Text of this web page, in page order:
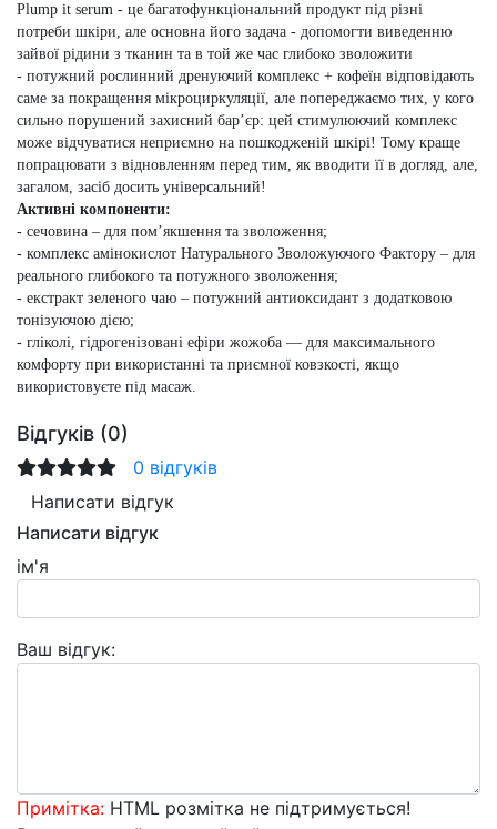
Plump it serum - це багатофункціональний продукт під різні
потреби шкіри, але основна його задача - допомогти виведенню
зайвої рідини з тканин та в той же час глибоко зволожити
- потужний рослинний дренуючий комплекс + кофеїн відповідають
саме за покращення мікроциркуляції, але попереджаємо тих, у кого
сильно порушений захисний барʼєр: цей стимулюючий комплекс
може відчуватися неприємно на пошкодженій шкірі! Тому краще
попрацювати з відновленням перед тим, як вводити її в догляд, але,
загалом, засіб досить універсальний!
Активні компоненти:
- сечовина – для помʼякшення та зволоження;
- комплекс амінокислот Натурального Зволожуючого Фактору – для
реального глибокого та потужного зволоження;
- екстракт зеленого чаю – потужний антиоксидант з додатковою
тонізуючою дією;
- гліколі, гідрогенізовані ефіри жожоба — для максимального
комфорту при використанні та приємної ковзкості, якщо
використовуєте під масаж.
Відгуків (0)
0 відгуків
Написати відгук
Написати відгук
ім'я
Ваш відгук:
Примітка: HTML розмітка не підтримується!